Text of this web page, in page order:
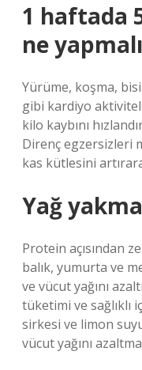
1 haftada
ne
Yürüme, koşma,
gibi kardiyo
kilo kaybını
Direnç egzersizleri
kas kütlesini
Yağ
Protein açısından
balık, yumurta ve
ve vücut yağını
tüketimi ve sağlıklı
sirkesi ve limon
vücut yağını